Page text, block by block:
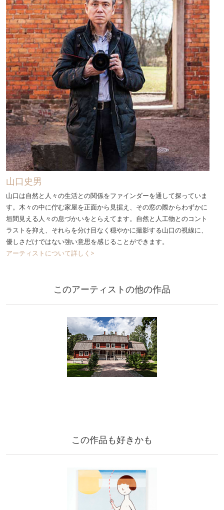
山口史男
山口は自然と人々の生活との関係をファインダーを通して探っていま
す。木々の中に佇む家屋を正面から見据え、その窓の際からわずかに
垣間見える人々の息づかいをとらえてます。自然と人工物とのコント
ラストを抑え、それらを分け目なく穏やかに撮影する山口の視線に、
優しさだけではない強い意思を感じることができます。
アーティストについて詳しく>
このアーティストの他の作品
この作品も好きかも